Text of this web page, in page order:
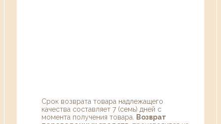
Срок возврата товара надлежащего
качества составляет 7 (семь) дней с
момента получения товара.
Возврат